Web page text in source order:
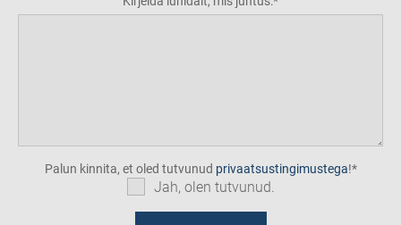
Palun kinnita, et oled tutvunud privaatsustingimustega!
Jah, olen tutvunud.